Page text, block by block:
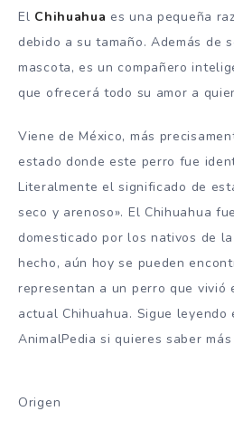
El Chihuahua es una pequeña
debido a su tamaño. Además de
mascota, es un compañero
que ofrecerá todo su amor a
Viene de México, más
estado donde este perro fue
Literalmente el significado de
seco y arenoso». El Chihuahua
domesticado por los nativos de
hecho, aún hoy se pueden
representan a un perro que vivió
actual Chihuahua. Sigue
AnimalPedia si quieres saber
Origen